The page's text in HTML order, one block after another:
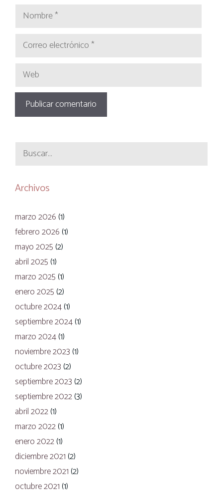
Nombre
Correo
electrónico
Web
Buscar:
Archivos
marzo 2026 (1)
febrero 2026 (1)
mayo 2025 (2)
abril 2025 (1)
marzo 2025 (1)
enero 2025 (2)
octubre 2024(1)
septiembre 2024(1)
marzo 2024(1)
noviembre 2023 (1)
octubre 2023 (2)
septiembre 2023 (2)
septiembre 2022(3)
abril 2022(1)
marzo 2022(1)
enero 2022(1)
diciembre 2021 (2)
noviembre 2021 (2)
octubre 2021 (1)